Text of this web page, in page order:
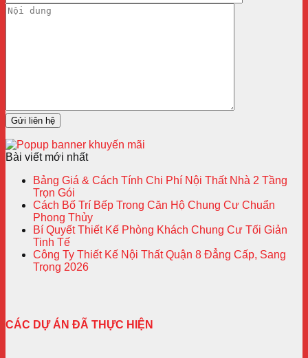
Bài viết mới nhất
Bảng Giá & Cách Tính Chi Phí Nội Thất Nhà 2 Tầng
Trọn Gói
Cách Bố Trí Bếp Trong Căn Hộ Chung Cư Chuẩn
Phong Thủy
Bí Quyết Thiết Kế Phòng Khách Chung Cư Tối Giản
Tinh Tế
Công Ty Thiết Kế Nội Thất Quận 8 Đẳng Cấp, Sang
Trọng 2026
CÁC DỰ ÁN ĐÃ THỰC HIỆN